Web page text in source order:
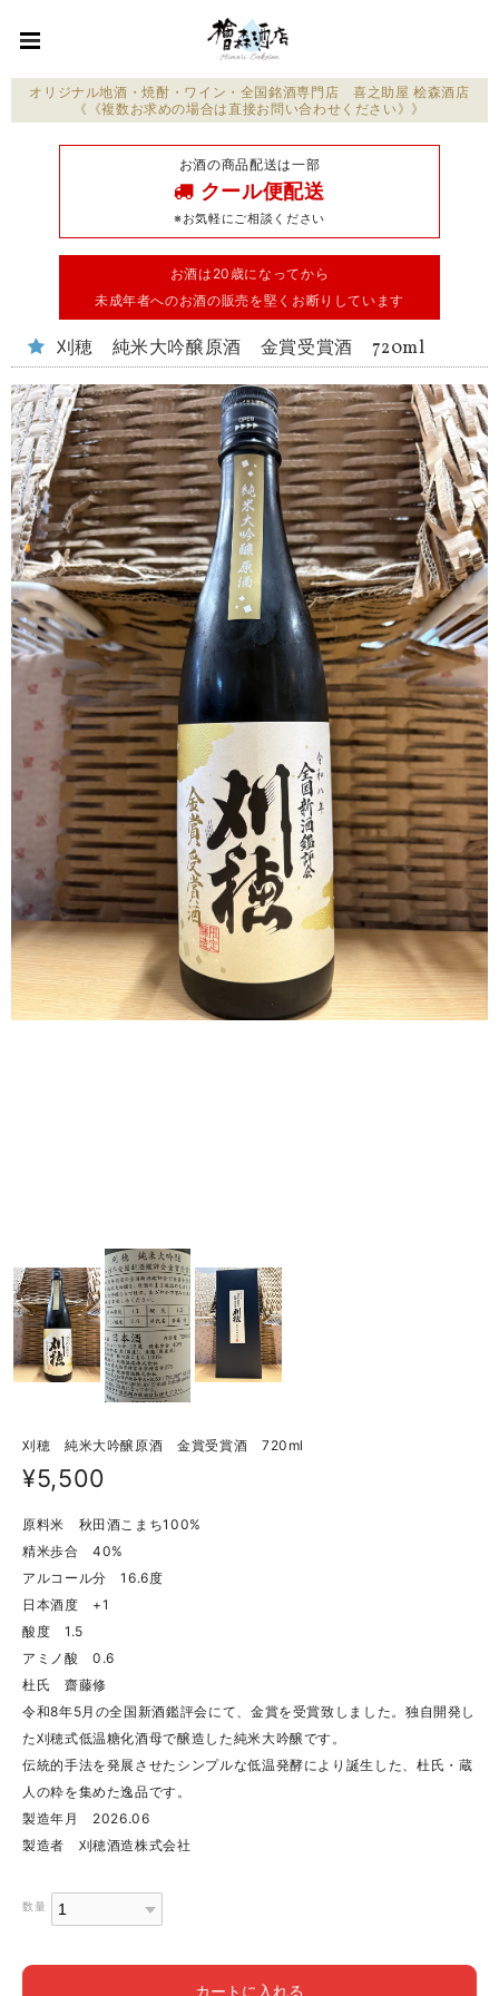
オリジナル地酒・焼酎・ワイン・全国銘酒専門店 喜之助屋 桧森酒店
《《複数お求めの場合は直接お問い合わせください》》
お酒の商品配送は一部
クール便配送
※お気軽にご相談ください
お酒は20歳になってから
未成年者へのお酒の販売を堅くお断りしています
刈穂 純米大吟醸原酒 金賞受賞酒 720ml
刈穂 純米大吟醸原酒 金賞受賞酒 720ml
¥5,500
原料米 秋田酒こまち100%
精米歩合 40%
アルコール分 16.6度
日本酒度 +1
酸度 1.5
アミノ酸 0.6
杜氏 齋藤修
令和8年5月の全国新酒鑑評会にて、金賞を受賞致しました。独自開発し
た刈穂式低温糖化酒母で醸造した純米大吟醸です。
伝統的手法を発展させたシンプルな低温発酵により誕生した、杜氏・蔵
人の粋を集めた逸品です。
製造年月 2026.06
製造者 刈穂酒造株式会社
数量
カートに入れる